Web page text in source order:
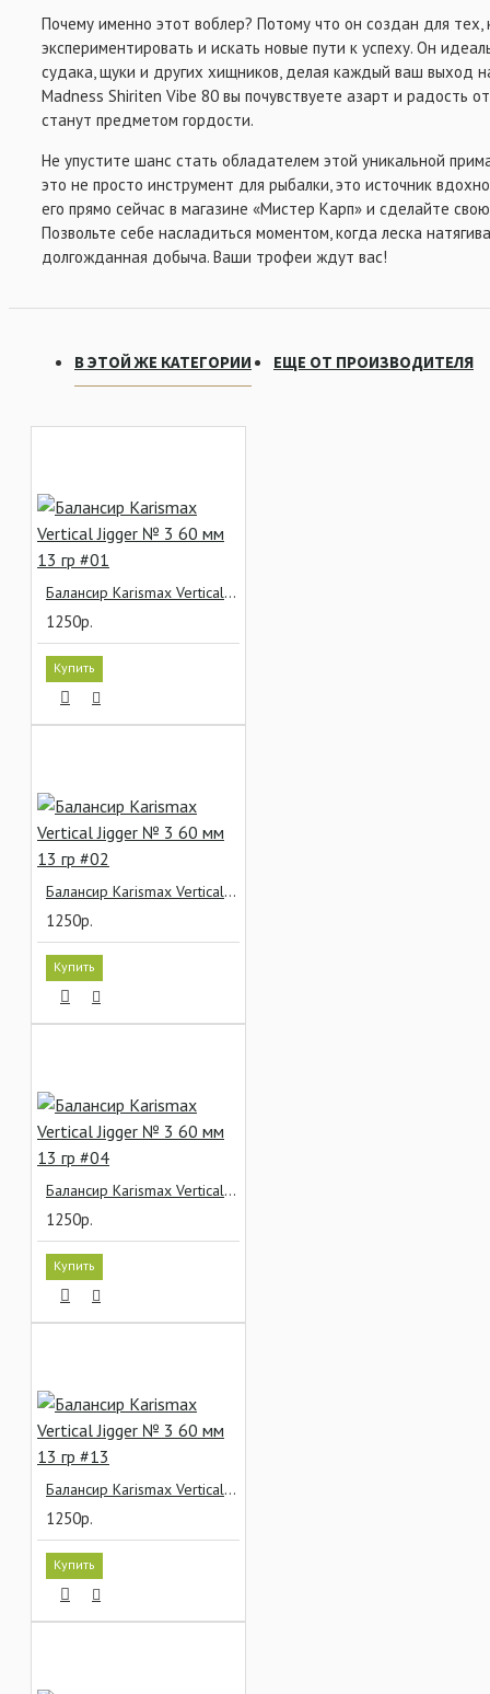
Почему именно этот воблер? Потому что он создан для тех,
экспериментировать и искать новые пути к успеху. Он
судака, щуки и других хищников, делая каждый ваш выход
Madness Shiriten Vibe 80 вы почувствуете азарт и радость
станут предметом гордости.
Не упустите шанс стать обладателем этой уникальной
это не просто инструмент для рыбалки, это источник
его прямо сейчас в магазине «Мистер Карп» и сделайте
Позвольте себе насладиться моментом, когда леска
долгожданная добыча. Ваши трофеи ждут вас!
В ЭТОЙ ЖЕ КАТЕГОРИИ ЕЩЕ ОТ ПРОИЗВОДИТЕЛЯ
Балансир Karismax Vertical Jigger № 3 60 мм 13 гр #01
1250р.
Купить
Балансир Karismax Vertical Jigger № 3 60 мм 13 гр #02
1250р.
Купить
Балансир Karismax Vertical Jigger № 3 60 мм 13 гр #04
1250р.
Купить
Балансир Karismax Vertical Jigger № 3 60 мм 13 гр #13
1250р.
Купить